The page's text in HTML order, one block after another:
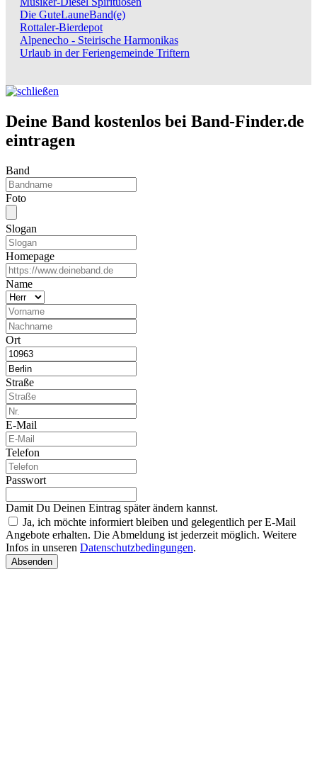
Die GuteLauneBand(e)
Rottaler-Bierdepot
Alpenecho - Steirische Harmonikas
Urlaub in der Feriengemeinde Triftern
Deine Band kostenlos bei Band-Finder.de
eintragen
Band
Foto
Slogan
Homepage
Name
Ort
Straße
E-Mail
Telefon
Passwort
Damit Du Deinen Eintrag später ändern kannst.
Ja, ich möchte informiert bleiben und gelegentlich per E-Mail
Angebote erhalten. Die Abmeldung ist jederzeit möglich. Weitere
Infos in unseren Datenschutzbedingungen.
Absenden